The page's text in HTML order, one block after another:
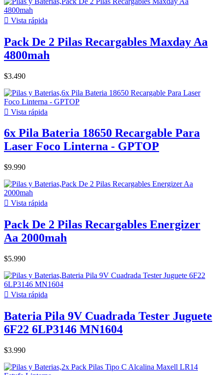
 Vista rápida
Pack De 2 Pilas Recargables Maxday Aa
4800mah
$3.490
 Vista rápida
6x Pila Bateria 18650 Recargable Para
Laser Foco Linterna - GPTOP
$9.990
 Vista rápida
Pack De 2 Pilas Recargables Energizer
Aa 2000mah
$5.990
 Vista rápida
Bateria Pila 9V Cuadrada Tester Juguete
6F22 6LP3146 MN1604
$3.990